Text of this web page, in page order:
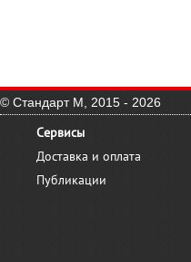
© Стандарт М, 2015 - 2026
Сервисы
Доставка и оплата
Публикации